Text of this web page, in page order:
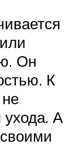
Он
К
ухода. А